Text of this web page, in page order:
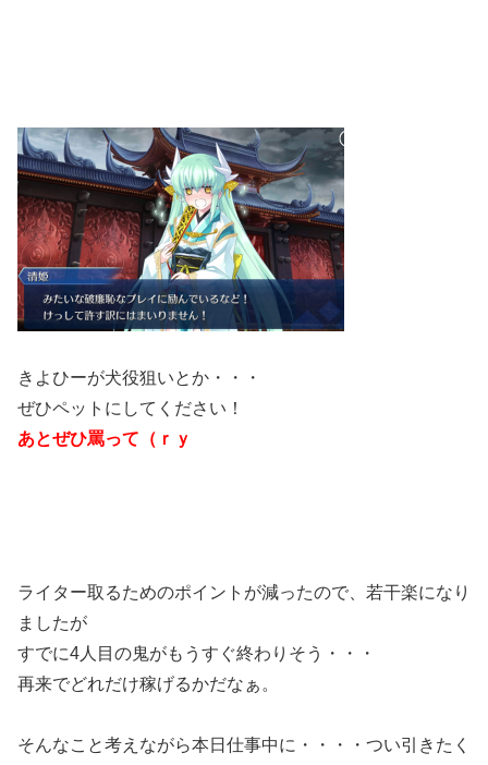
きよひーが犬役狙いとか・・・
ぜひペットにしてください！
あとぜひ罵って（ｒｙ
ライター取るためのポイントが減ったので、若干楽になり
ましたが
すでに4人目の鬼がもうすぐ終わりそう・・・
再来でどれだけ稼げるかだなぁ。
そんなこと考えながら本日仕事中に・・・・つい引きたく